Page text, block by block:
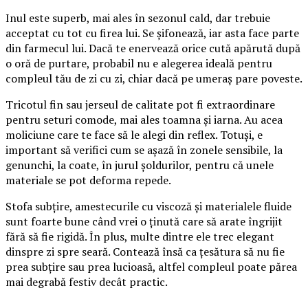
Inul este superb, mai ales în sezonul cald, dar trebuie
acceptat cu tot cu firea lui. Se șifonează, iar asta face parte
din farmecul lui. Dacă te enervează orice cută apărută după
o oră de purtare, probabil nu e alegerea ideală pentru
compleul tău de zi cu zi, chiar dacă pe umeraș pare poveste.
Tricotul fin sau jerseul de calitate pot fi extraordinare
pentru seturi comode, mai ales toamna și iarna. Au acea
moliciune care te face să le alegi din reflex. Totuși, e
important să verifici cum se așază în zonele sensibile, la
genunchi, la coate, în jurul șoldurilor, pentru că unele
materiale se pot deforma repede.
Stofa subțire, amestecurile cu viscoză și materialele fluide
sunt foarte bune când vrei o ținută care să arate îngrijit
fără să fie rigidă. În plus, multe dintre ele trec elegant
dinspre zi spre seară. Contează însă ca țesătura să nu fie
prea subțire sau prea lucioasă, altfel compleul poate părea
mai degrabă festiv decât practic.